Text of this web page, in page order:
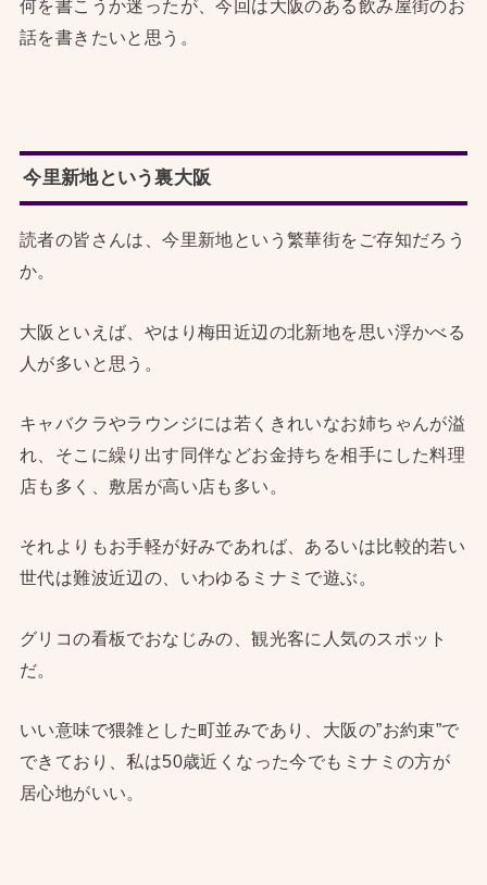
何を書こうか迷ったが、今回は大阪のある飲み屋街のお
話を書きたいと思う。
今里新地という裏大阪
読者の皆さんは、今里新地という繁華街をご存知だろう
か。
大阪といえば、やはり梅田近辺の北新地を思い浮かべる
人が多いと思う。
キャバクラやラウンジには若くきれいなお姉ちゃんが溢
れ、そこに繰り出す同伴などお金持ちを相手にした料理
店も多く、敷居が高い店も多い。
それよりもお手軽が好みであれば、あるいは比較的若い
世代は難波近辺の、いわゆるミナミで遊ぶ。
グリコの看板でおなじみの、観光客に人気のスポット
だ。
いい意味で猥雑とした町並みであり、大阪の”お約束”で
できており、私は50歳近くなった今でもミナミの方が
居心地がいい。